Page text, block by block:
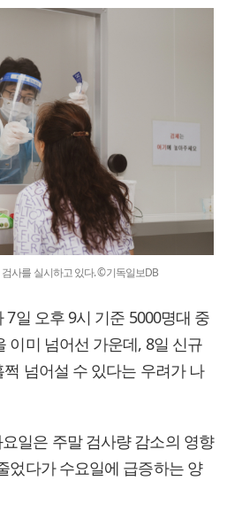
사를 실시하고 있다. ©기독일보DB
일 오후 9시 기준 5000명대 중
이미 넘어선 가운데, 8일 신규
넘어설 수 있다는 우려가 나
일은 주말 검사량 감소의 영향
었다가 수요일에 급증하는 양